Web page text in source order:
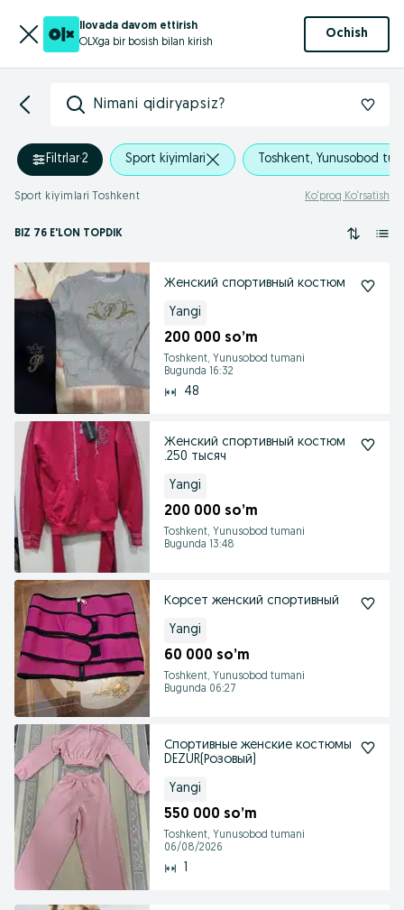
Ilovada davom ettirish
OLXga bir bosish bilan kirish
Ochish
Nimani qidiryapsiz?
Filtrlar·2 Sport kiyimlari Toshkent, Yunusobod
Sport kiyimlari Toshkent Ko‘proq Ko‘rsatish
BIZ 76 E'LON TOPDIK
Женский спортивный костюм
Yangi
200 000 so’m
Toshkent, Yunusobod tumani
Bugunda 16:32
48
Женский спортивный костюм
.250 тысяч
Yangi
200 000 so’m
Toshkent, Yunusobod tumani
Bugunda 13:48
Корсет женский спортивный
Yangi
60 000 so’m
Toshkent, Yunusobod tumani
Bugunda 06:27
Спортивные женские костюмы
DEZUR(Розовый)
Yangi
550 000 so’m
Toshkent, Yunusobod tumani
06/08/2026
1